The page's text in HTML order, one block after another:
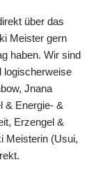
über das
Meister gern
haben. Wir sind
logischerweise
Jnana
& Energie- &
Erzengel &
Meisterin (Usui,